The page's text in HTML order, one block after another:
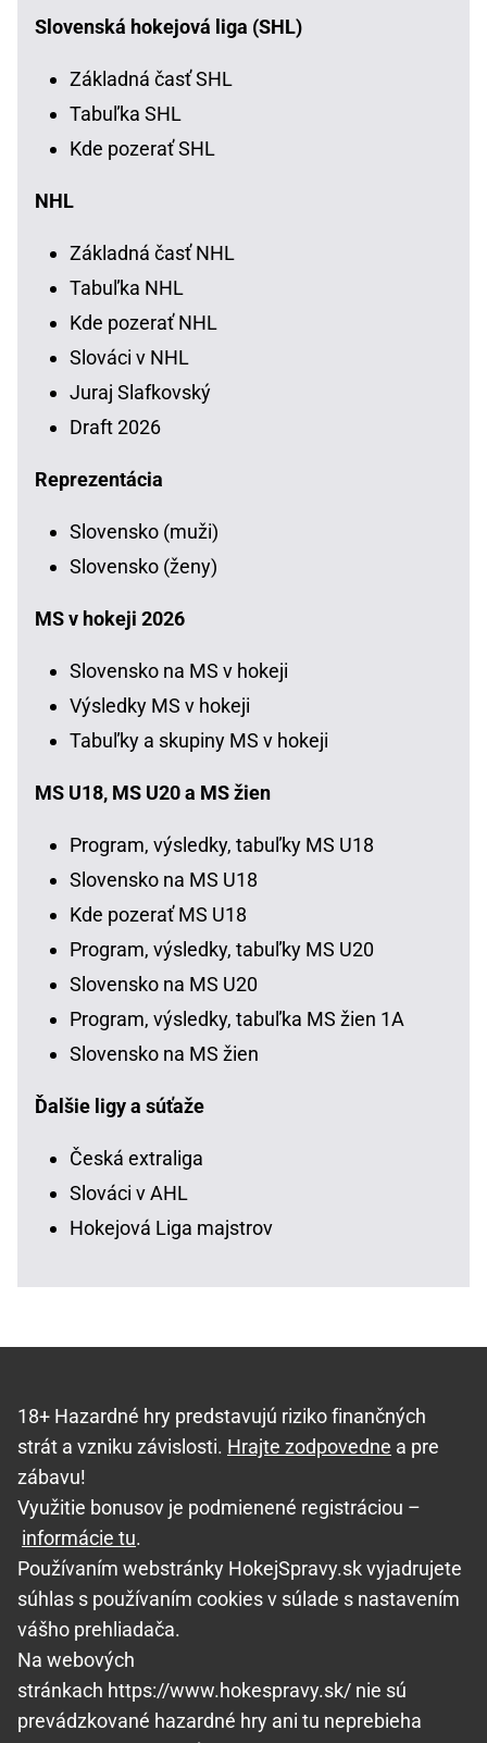
Slovenská hokejová liga (SHL)
Základná časť SHL
Tabuľka SHL
Kde pozerať SHL
NHL
Základná časť NHL
Tabuľka NHL
Kde pozerať NHL
Slováci v NHL
Juraj Slafkovský
Draft 2026
Reprezentácia
Slovensko (muži)
Slovensko (ženy)
MS v hokeji 2026
Slovensko na MS v hokeji
Výsledky MS v hokeji
Tabuľky a skupiny MS v hokeji
MS U18, MS U20 a MS žien
Program, výsledky, tabuľky MS U18
Slovensko na MS U18
Kde pozerať MS U18
Program, výsledky, tabuľky MS U20
Slovensko na MS U20
Program, výsledky, tabuľka MS žien 1A
Slovensko na MS žien
Ďalšie ligy a súťaže
Česká extraliga
Slováci v AHL
Hokejová Liga majstrov
18+ Hazardné hry predstavujú riziko finančných
strát a vzniku závislosti. Hrajte zodpovedne a pre
zábavu!
Využitie bonusov je podmienené registráciou –
informácie tu.
Používaním webstránky HokejSpravy.sk vyjadrujete
súhlas s používaním cookies v súlade s nastavením
vášho prehliadača.
Na webových
stránkach https://www.hokespravy.sk/ nie sú
prevádzkované hazardné hry ani tu neprebieha